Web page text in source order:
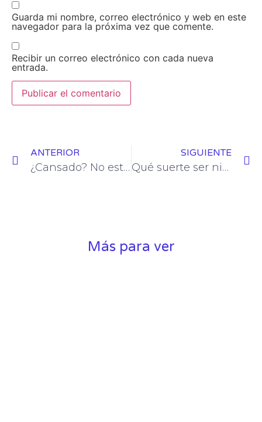
Guarda mi nombre, correo electrónico y web en este
navegador para la próxima vez que comente.
Recibir un correo electrónico con cada nueva
entrada.
ANTERIOR
¿Cansado? No estás solo. Un trasplantado.
SIGUIENTE
Qué suerte ser niño. Un trasplantado.
Más para ver